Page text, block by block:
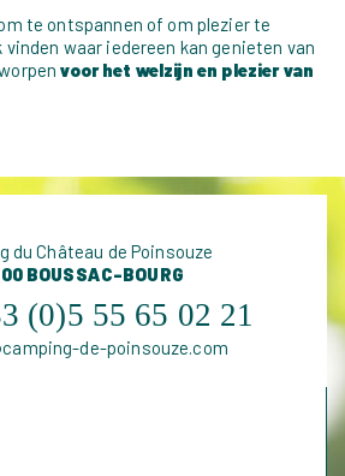
te ontspannen of om plezier te
vinden waar iedereen kan genieten van
voor het welzijn en plezier van
du Château de Poinsouze
BOUSSAC-BOURG
(0)5 55 65 02 21
de-poinsouze.com